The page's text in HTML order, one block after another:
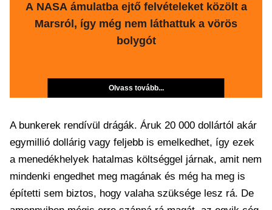
A NASA ámulatba ejtő felvételeket közölt a
Marsról, így még nem láthattuk a vörös
bolygót
Olvass tovább...
A bunkerek rendívül drágák. Áruk 20 000 dollártól akár
egymillió dollárig vagy feljebb is emelkedhet, így ezek
a menedékhelyek hatalmas költséggel járnak, amit nem
mindenki engedhet meg magának és még ha meg is
építetti sem biztos, hogy valaha szüksége lesz rá. De